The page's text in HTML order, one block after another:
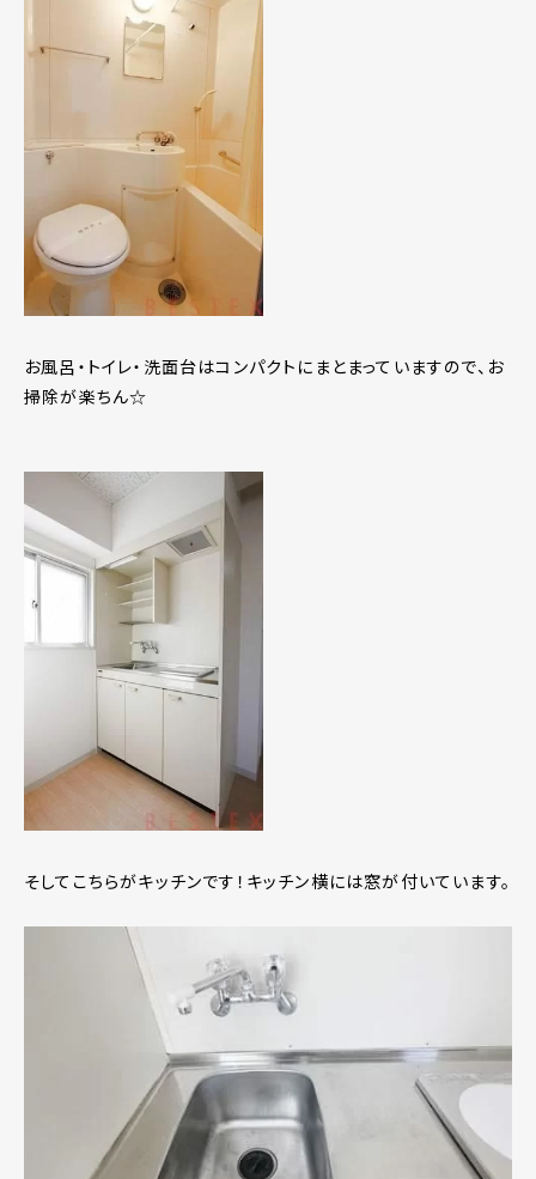
お風呂・トイレ・洗面台はコンパクトにまとまっていますので、お
掃除が楽ちん☆
そしてこちらがキッチンです！キッチン横には窓が付いています。